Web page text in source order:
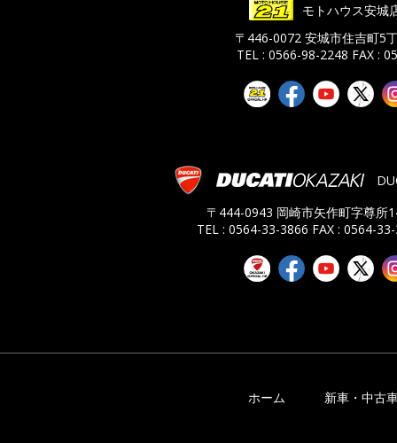
モトハウス安城
〒446-0072 安城市住吉町5
TEL : 0566-98-2248 FAX :
〒444-0943 岡崎市矢作町字尊所
TEL : 0564-33-3866 FAX : 0564-
ホーム 新車・中古